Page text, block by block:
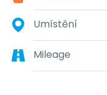
Umístění
Mileage